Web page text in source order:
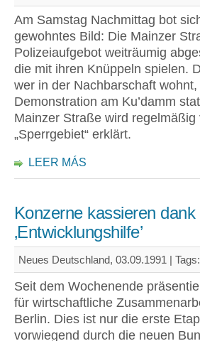
Am Samstag Nachmittag bot
gewohntes Bild: Die Mainzer
Polizeiaufgebot weiträumig
die mit ihren Knüppeln spielen.
wer in der Nachbarschaft
Demonstration am Ku’damm
Mainzer Straße wird
„Sperrgebiet“ erklärt.
LEER MÁS
Konzerne kassieren
‚Entwicklungshilfe’
Neues Deutschland, 03.09.1991 | Tags:
Seit dem Wochenende
für wirtschaftliche
Berlin. Dies ist nur die erste
vorwiegend durch die neuen